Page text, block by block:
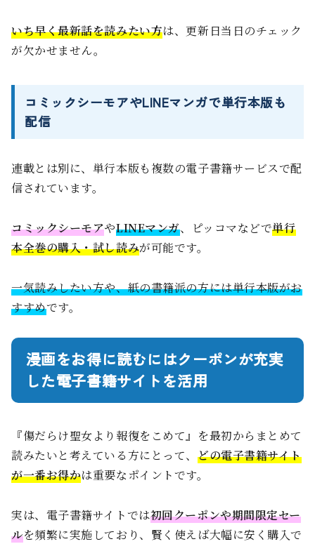
いち早く最新話を読みたい方は、更新日当日のチェック
が欠かせません。
コミックシーモアやLINEマンガで単行本版も
配信
連載とは別に、単行本版も複数の電子書籍サービスで配
信されています。
コミックシーモアやLINEマンガ、ピッコマなどで単行
本全巻の購入・試し読みが可能です。
一気読みしたい方や、紙の書籍派の方には単行本版がお
すすめです。
漫画をお得に読むにはクーポンが充実
した電子書籍サイトを活用
『傷だらけ聖女より報復をこめて』を最初からまとめて
読みたいと考えている方にとって、 どの電子書籍サイト
が一番お得かは重要なポイントです。
実は、電子書籍サイトでは初回クーポンや期間限定セー
ルを頻繁に実施しており、賢く使えば大幅に安く購入で